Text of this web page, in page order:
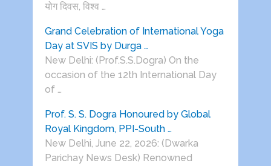
योग दिवस, विश्व …
Grand Celebration of International Yoga
Day at SVIS by Durga …
New Delhi: (Prof.S.S.Dogra) On the
occasion of the 12th International Day
of …
Prof. S. S. Dogra Honoured by Global
Royal Kingdom, PPI-South …
New Delhi, June 22, 2026: (Dwarka
Parichay News Desk) Renowned